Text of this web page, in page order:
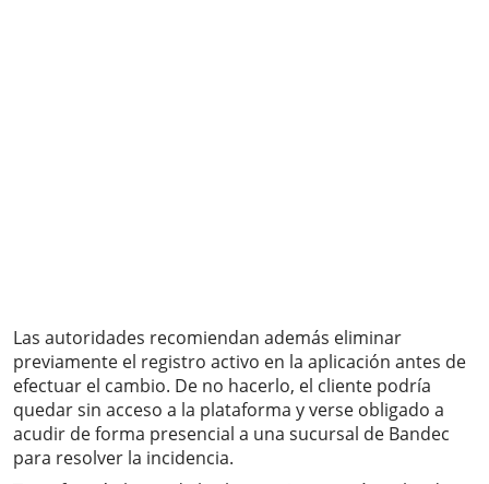
Las autoridades recomiendan además eliminar
previamente el registro activo en la aplicación antes de
efectuar el cambio. De no hacerlo, el cliente podría
quedar sin acceso a la plataforma y verse obligado a
acudir de forma presencial a una sucursal de Bandec
para resolver la incidencia.